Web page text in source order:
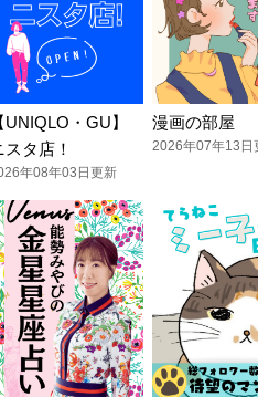
UNIQLO・GU】
スタ店！
年08年03日更新
漫画の部屋
2026年07年13日